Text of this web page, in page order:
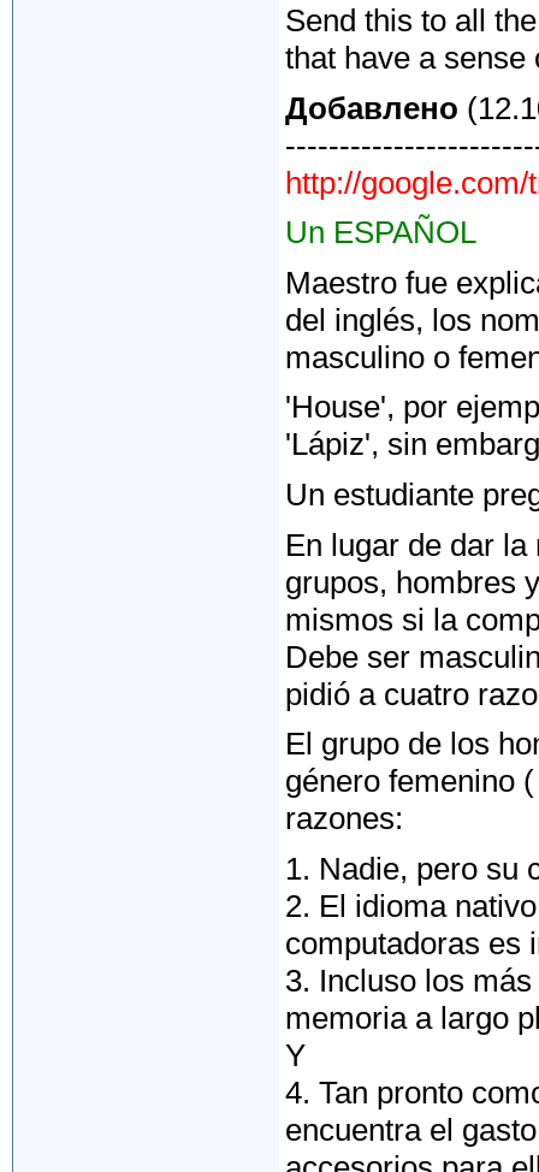
Send this to all
that have a sense
Добавлено
http://google.com/
Un ESPAÑOL
Maestro fue
del inglés, los
masculino o
'House', por
'Lápiz', sin
Un estudiante
En lugar de dar
grupos, hombres
mismos si la
Debe ser
pidió a cuatro
El grupo de los
género femenino
razones:
1. Nadie, pero su
2. El idioma
computadoras es
3. Incluso los
memoria a largo
Y
4. Tan pronto
encuentra el